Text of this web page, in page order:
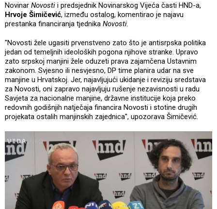
Novinar Novosti i predsjednik Novinarskog Vijeća časti HND-a,
Hrvoje Šimičević, između ostalog, komentirao je najavu
prestanka financiranja tjednika Novosti.
"Novosti žele ugasiti prvenstveno zato što je antisrpska politika
jedan od temeljnih ideoloških pogona njihove stranke. Upravo
zato srpskoj manjini žele oduzeti prava zajamčena Ustavnim
zakonom. Svjesno ili nesvjesno, DP time planira udar na sve
manjine u Hrvatskoj. Jer, najavljujući ukidanje i reviziju sredstava
za Novosti, oni zapravo najavljuju rušenje nezavisnosti u radu
Savjeta za nacionalne manjine, državne institucije koja preko
redovnih godišnjih natječaja financira Novosti i stotine drugih
projekata ostalih manjinskih zajednica", upozorava Šimičević.